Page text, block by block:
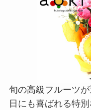
旬の高級フルーツ
日にも喜ばれる特